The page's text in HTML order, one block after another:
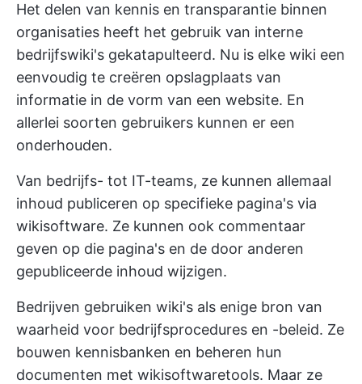
Het delen van kennis en transparantie binnen
organisaties heeft het gebruik van interne
bedrijfswiki's gekatapulteerd. Nu is elke wiki een
eenvoudig te creëren opslagplaats van
informatie in de vorm van een website. En
allerlei soorten gebruikers kunnen er een
onderhouden.
Van bedrijfs- tot IT-teams, ze kunnen allemaal
inhoud publiceren op specifieke pagina's via
wikisoftware. Ze kunnen ook commentaar
geven op die pagina's en de door anderen
gepubliceerde inhoud wijzigen.
Bedrijven gebruiken wiki's als enige bron van
waarheid voor bedrijfsprocedures en -beleid. Ze
bouwen kennisbanken en beheren hun
documenten met wikisoftwaretools. Maar ze